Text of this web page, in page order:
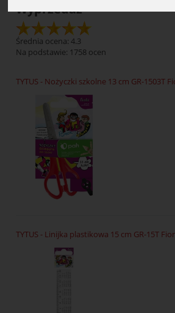
Wyprzedaż
Średnia ocena: 4.3
Na podstawie: 1758 ocen
TYTUS - Nożyczki szkolne 13 cm GR-1503T
TYTUS - Linijka plastikowa 15 cm GR-15T